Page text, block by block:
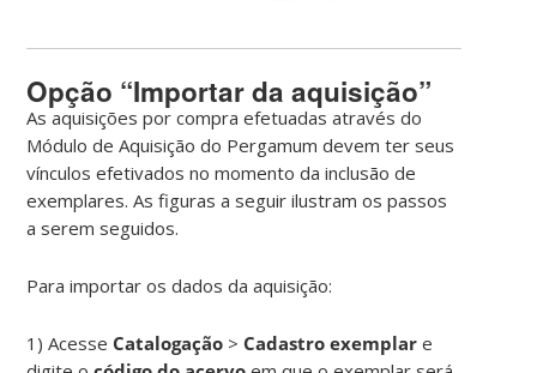
Opção “Importar da aquisição”
As aquisições por compra efetuadas através do
Módulo de Aquisição do Pergamum devem ter seus
vínculos efetivados no momento da inclusão de
exemplares. As figuras a seguir ilustram os passos
a serem seguidos.
Para importar os dados da aquisição:
1) Acesse Catalogação > Cadastro exemplar e